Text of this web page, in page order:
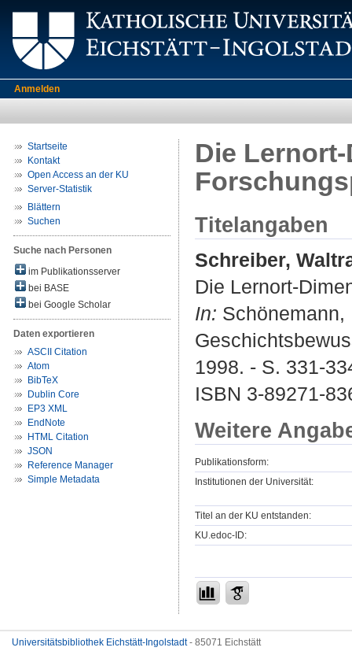
Anmelden
Startseite
Kontakt
Open Access an der KU
Server-Statistik
Blättern
Suchen
Suche nach Personen
im Publikationsserver
bei BASE
bei Google Scholar
Daten exportieren
ASCII Citation
Atom
BibTeX
Dublin Core
EP3 XML
EndNote
HTML Citation
JSON
Reference Manager
Simple Metadata
Die
Titelangaben
Schreiber,
Die Lernort-
In: Schönemann,
1998. - S. 331-
ISBN 3-89271-
Weitere
Publikationsform:
Institutionen der Universität:
Titel an der KU entstanden:
KU.edoc-ID:
Universitätsbibliothek Eichstätt-Ingolstadt- 85071 Eichstätt